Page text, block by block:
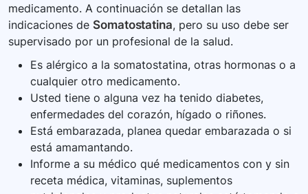
medicamento. A continuación se detallan las
indicaciones de Somatostatina, pero su uso debe ser
supervisado por un profesional de la salud.
Es alérgico a la somatostatina, otras hormonas o a
cualquier otro medicamento.
Usted tiene o alguna vez ha tenido diabetes,
enfermedades del corazón, hígado o riñones.
Está embarazada, planea quedar embarazada o si
está amamantando.
Informe a su médico qué medicamentos con y sin
receta médica, vitaminas, suplementos